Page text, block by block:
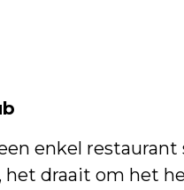
enkel restaurant
draait om het